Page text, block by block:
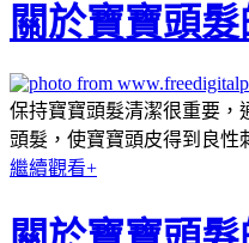
關於寶寶頭
保持寶寶頭髮清潔很重要，
頭髮，使寶寶頭皮得到良性
繼續觀看+